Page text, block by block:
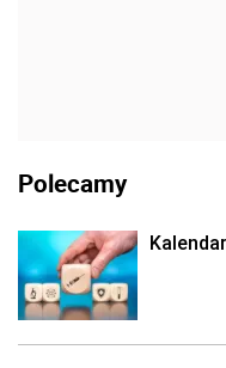
Polecamy